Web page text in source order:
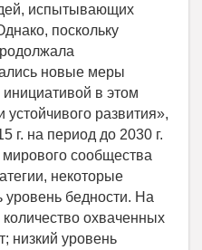
испытывающих
поскольку
новые меры
в этом
развития»,
г. на период до 2030 г.
сообщества
некоторые
уровень бедности. На
охваченных
низкий уровень